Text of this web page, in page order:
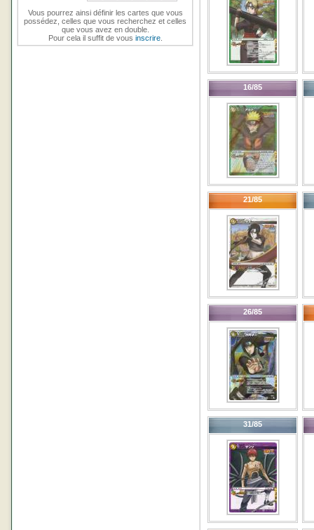
Vous pourrez ainsi définir les cartes que vous
possédez, celles que vous recherchez et celles
que vous avez en double.
Pour cela il suffit de vous inscrire.
16/85
21/85
26/85
31/85